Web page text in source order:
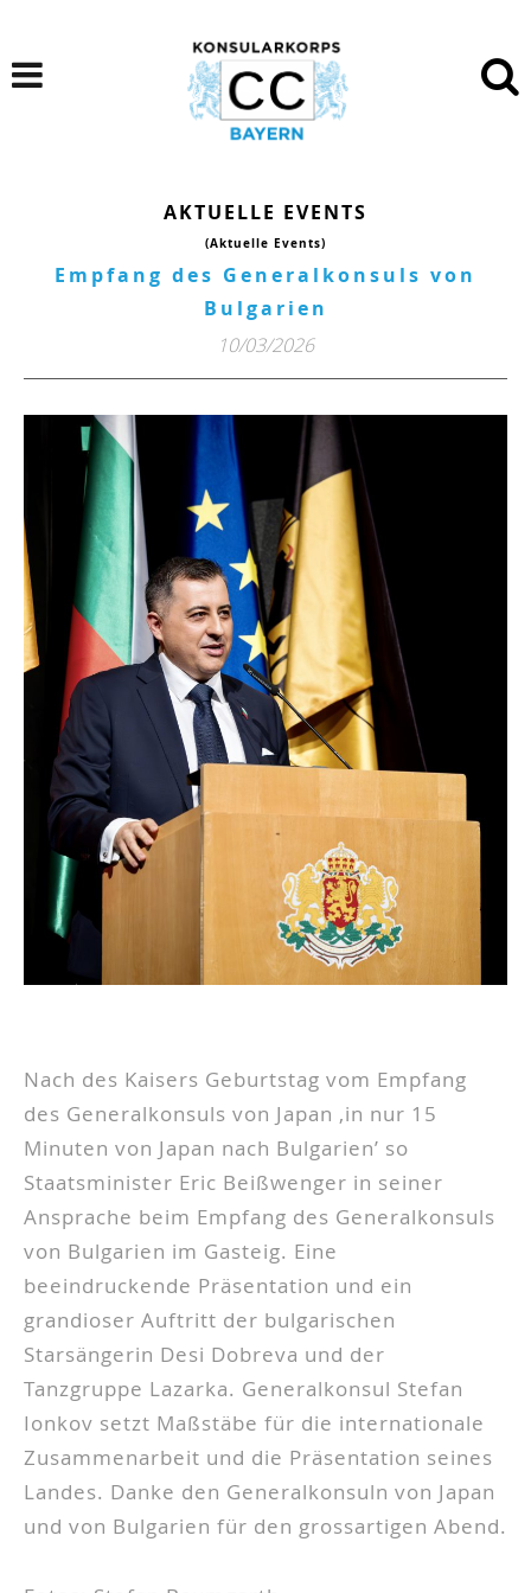
AKTUELLE EVENTS
(Aktuelle Events)
Empfang des Generalkonsuls von
Bulgarien
10/03/2026
Nach des Kaisers Geburtstag vom Empfang
des Generalkonsuls von Japan ‚in nur 15
Minuten von Japan nach Bulgarien’ so
Staatsminister Eric Beißwenger in seiner
Ansprache beim Empfang des Generalkonsuls
von Bulgarien im Gasteig. Eine
beeindruckende Präsentation und ein
grandioser Auftritt der bulgarischen
Starsängerin Desi Dobreva und der
Tanzgruppe Lazarka. Generalkonsul Stefan
Ionkov setzt Maßstäbe für die internationale
Zusammenarbeit und die Präsentation seines
Landes. Danke den Generalkonsuln von Japan
und von Bulgarien für den grossartigen Abend.